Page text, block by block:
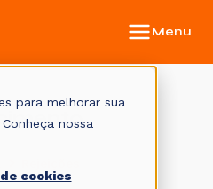
para melhorar sua
nossa
cookies